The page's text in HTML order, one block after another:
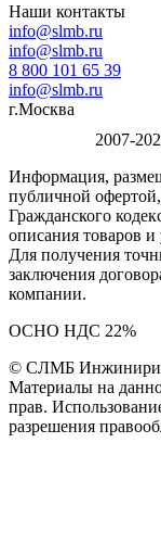
Наши контакты
info@slmb.ru
info@slmb.ru
8 800 101 65 39
info@slmb.ru
г.Москва
2007-
Информация,
публичной
Гражданского
описания товаров
Для получения
заключения
компании.
ОСНО НДС 22%
© СЛМБ
Материалы на
прав.
разрешения